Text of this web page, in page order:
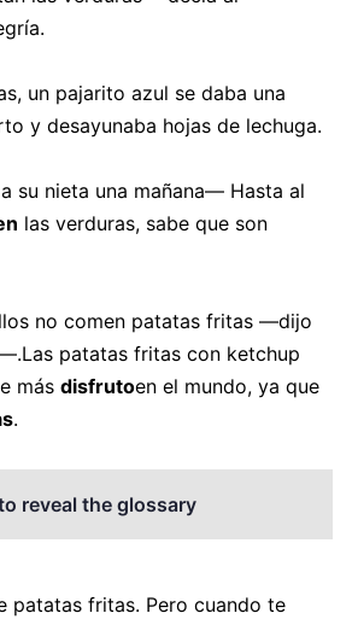
un pajarito azul se daba una
y desayunaba hojas de lechuga.
su nieta una mañana— Hasta al
las verduras, sabe que son
no comen patatas fritas —dijo
patatas fritas con ketchup
más disfrutoen el mundo, ya que
.
reveal the glossary
patatas fritas. Pero cuando te